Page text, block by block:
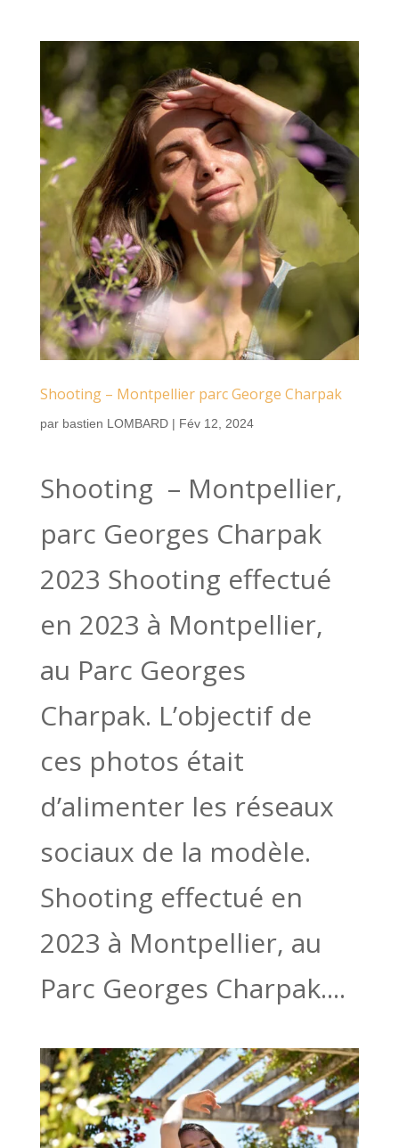
Shooting – Montpellier parc George Charpak
par bastien LOMBARD| Fév 12, 2024
Shooting – Montpellier,
parc Georges Charpak
2023 Shooting effectué
en 2023 à Montpellier,
au Parc Georges
Charpak. L’objectif de
ces photos était
d’alimenter les réseaux
sociaux de la modèle.
Shooting effectué en
2023 à Montpellier, au
Parc Georges Charpak....